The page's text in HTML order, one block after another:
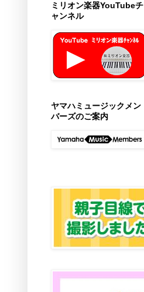
ミリオン楽器YouTubeチ
ャンネル
ヤマハミュージックメン
バーズのご案内